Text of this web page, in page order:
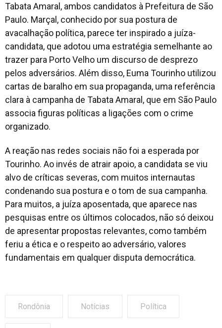
Tabata Amaral, ambos candidatos à Prefeitura de São
Paulo. Marçal, conhecido por sua postura de
avacalhação política, parece ter inspirado a juíza-
candidata, que adotou uma estratégia semelhante ao
trazer para Porto Velho um discurso de desprezo
pelos adversários. Além disso, Euma Tourinho utilizou
cartas de baralho em sua propaganda, uma referência
clara à campanha de Tabata Amaral, que em São Paulo
associa figuras políticas a ligações com o crime
organizado.
A reação nas redes sociais não foi a esperada por
Tourinho. Ao invés de atrair apoio, a candidata se viu
alvo de críticas severas, com muitos internautas
condenando sua postura e o tom de sua campanha.
Para muitos, a juíza aposentada, que aparece nas
pesquisas entre os últimos colocados, não só deixou
de apresentar propostas relevantes, como também
feriu a ética e o respeito ao adversário, valores
fundamentais em qualquer disputa democrática.
Rondônia Notícias Política